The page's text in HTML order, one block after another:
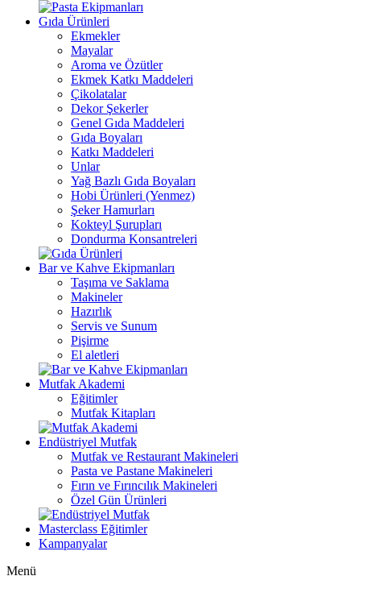
Gıda Ürünleri
Ekmekler
Mayalar
Aroma ve Özütler
Ekmek Katkı Maddeleri
Çikolatalar
Dekor Şekerler
Genel Gıda Maddeleri
Gıda Boyaları
Katkı Maddeleri
Unlar
Yağ Bazlı Gıda Boyaları
Hobi Ürünleri (Yenmez)
Şeker Hamurları
Kokteyl Şurupları
Dondurma Konsantreleri
Bar ve Kahve Ekipmanları
Taşıma ve Saklama
Makineler
Hazırlık
Servis ve Sunum
Pişirme
El aletleri
Mutfak Akademi
Eğitimler
Mutfak Kitapları
Endüstriyel Mutfak
Mutfak ve Restaurant Makineleri
Pasta ve Pastane Makineleri
Fırın ve Fırıncılık Makineleri
Özel Gün Ürünleri
Masterclass Eğitimler
Kampanyalar
Menü